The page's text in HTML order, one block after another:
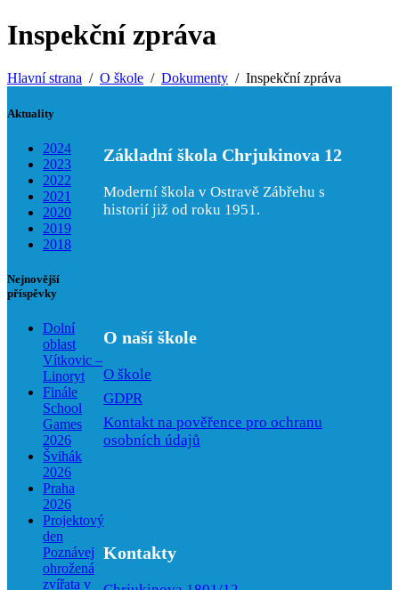
Inspekční zpráva
Hlavní strana O škole Dokumenty Inspekční zpráva
Aktuality
2024
2023
2022
2021
2020
2019
2018
Nejnovější
příspěvky
Dolní
oblast
Vítkovic –
Linoryt
Finále
School
Games
2026
Švihák
2026
Praha
2026
Projektový
den
Poznávej
ohrožená
zvířata v
Základní škola Chrjukinova 12
Moderní škola v Ostravě Zábřehu s
historií již od roku 1951.
O naší škole
O škole
GDPR
Kontakt na pověřence pro ochranu
osobních údajů
Kontakty